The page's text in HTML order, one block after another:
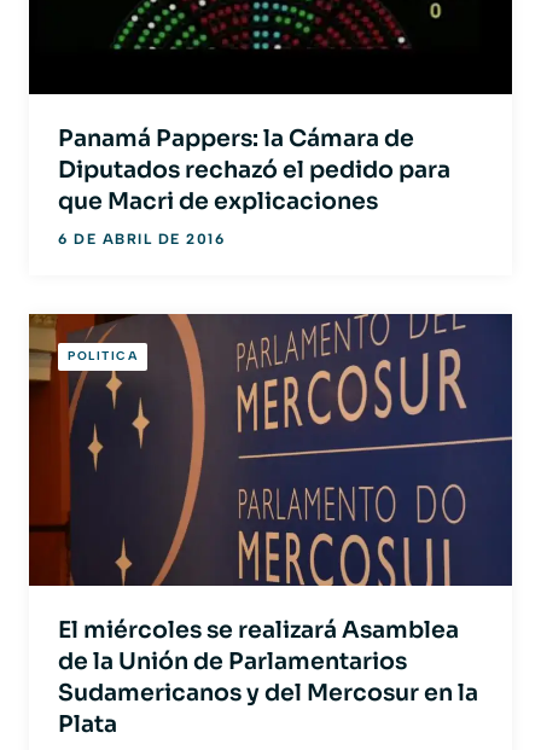
Panamá Pappers: la Cámara de
Diputados rechazó el pedido para
que Macri de explicaciones
6 DE ABRIL DE 2016
POLITICA
El miércoles se realizará Asamblea
de la Unión de Parlamentarios
Sudamericanos y del Mercosur en la
Plata